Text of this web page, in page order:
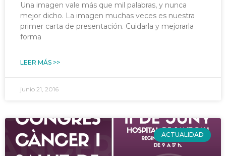
Una imagen vale más que mil palabras, y nunca
mejor dicho. La imagen muchas veces es nuestra
primer carta de presentación. Cuidarla y mejorarla
forma
LEER MÁS >>
junio 21, 2016
ACTUALIDAD